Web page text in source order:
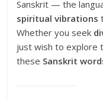
Sanskrit — the
spiritual vibrations
Whether you seek
just wish to explore
these Sanskrit